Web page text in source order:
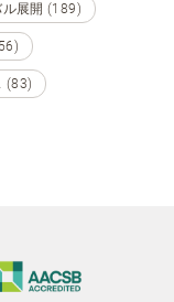
展開 (189)
(83)